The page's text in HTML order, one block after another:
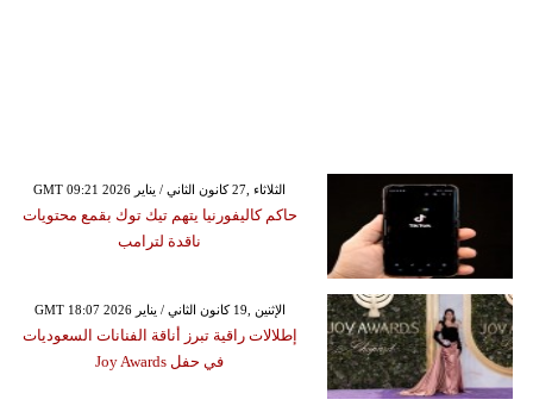
GMT 09:21 2026 الثلاثاء ,27 كانون الثاني / يناير
حاكم كاليفورنيا يتهم تيك توك بقمع محتويات
ناقدة لترامب
GMT 18:07 2026 الإثنين ,19 كانون الثاني / يناير
إطلالات راقية تبرز أناقة الفنانات السعوديات
في حفل Joy Awards